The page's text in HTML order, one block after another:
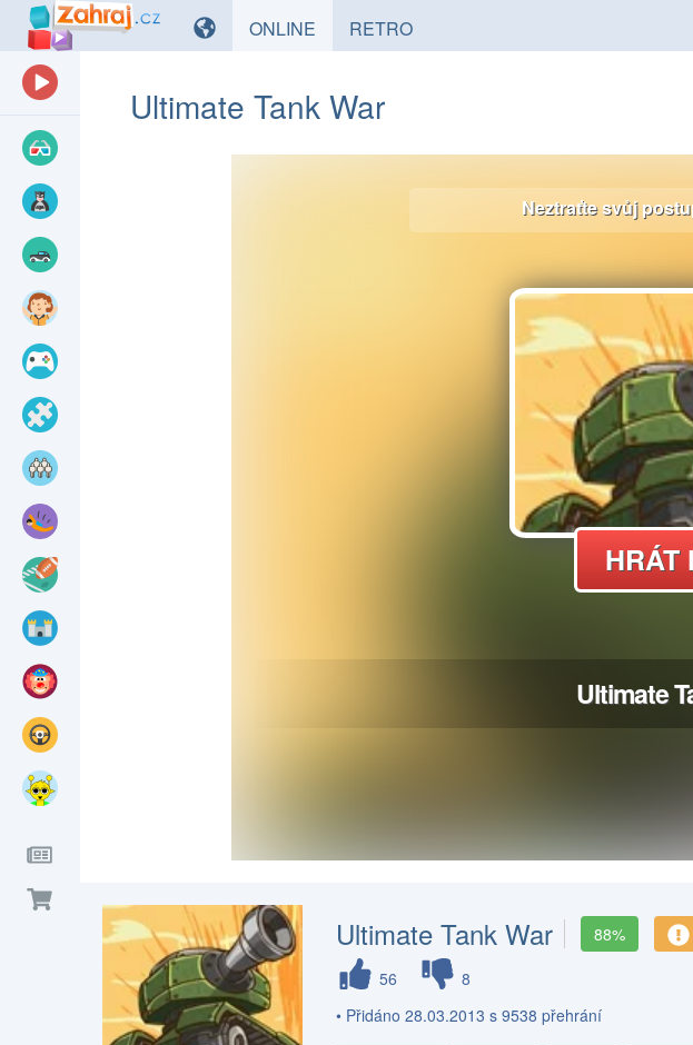
ONLINE HRYRETROHRY
Ultimate Tank War
Ultimate Tank War
88%
56
8
• Přidáno 28.03.2013 s 9538 přehrání